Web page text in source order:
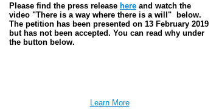
Please find the press release here and watch the
video "There is a way where there is a will" below.
The petition has been presented on 13 February 2019
but has not been accepted. You can read why under
the button below.
Learn More